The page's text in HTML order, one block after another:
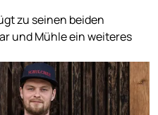
zu seinen beiden
und Mühle ein weiteres